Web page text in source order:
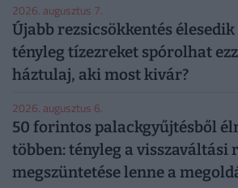
2026. augusztus 7.
Újabb rezsicsökkentés élesedik
tényleg tízezreket spórolhat
háztulaj, aki most kivár?
2026. augusztus 6.
50 forintos palackgyűjtésből
többen: tényleg a visszaváltási
megszüntetése lenne a